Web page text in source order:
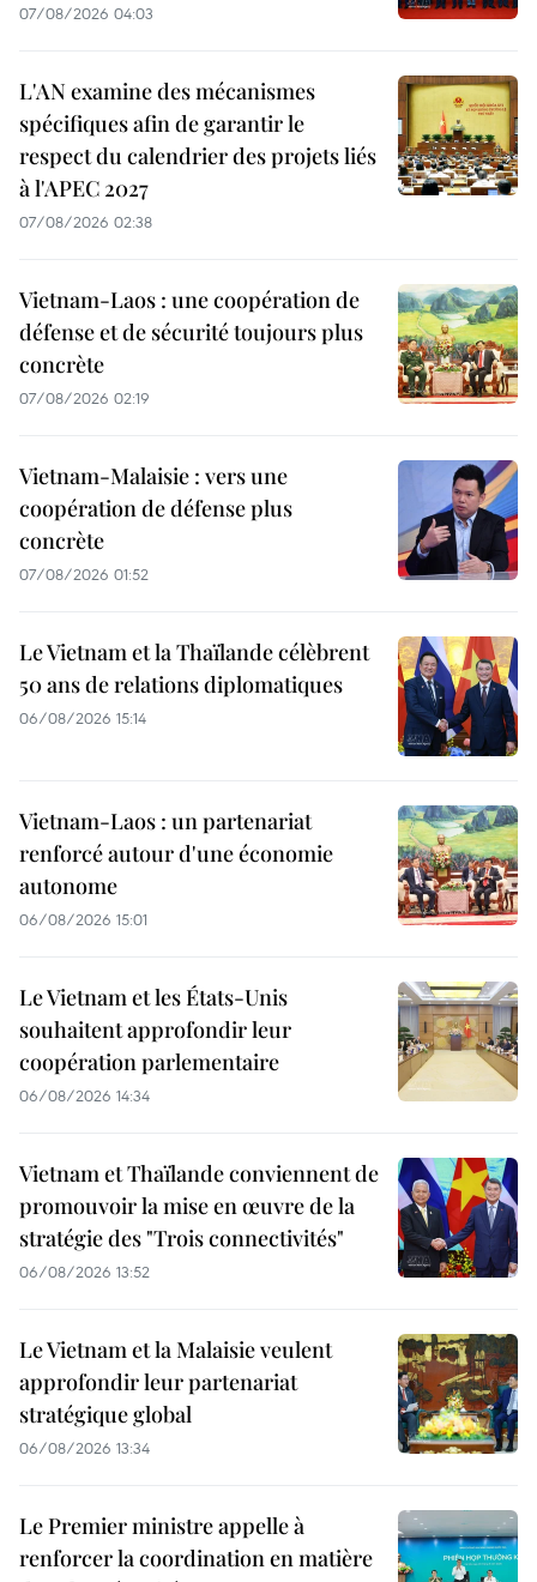
07/08/2026 04:03
L'AN examine des mécanismes
spécifiques afin de garantir le
respect du calendrier des projets liés
à l'APEC 2027
07/08/2026 02:38
Vietnam-Laos : une coopération de
défense et de sécurité toujours plus
concrète
07/08/2026 02:19
Vietnam-Malaisie : vers une
coopération de défense plus
concrète
07/08/2026 01:52
Le Vietnam et la Thaïlande célèbrent
50 ans de relations diplomatiques
06/08/2026 15:14
Vietnam-Laos : un partenariat
renforcé autour d'une économie
autonome
06/08/2026 15:01
Le Vietnam et les États-Unis
souhaitent approfondir leur
coopération parlementaire
06/08/2026 14:34
Vietnam et Thaïlande conviennent de
promouvoir la mise en œuvre de la
stratégie des "Trois connectivités"
06/08/2026 13:52
Le Vietnam et la Malaisie veulent
approfondir leur partenariat
stratégique global
06/08/2026 13:34
Le Premier ministre appelle à
renforcer la coordination en matière